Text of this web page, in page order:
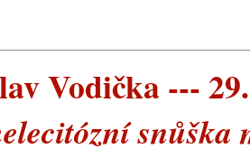
Vodička ---
snůška